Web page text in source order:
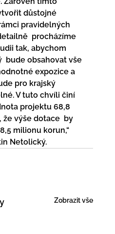
důstojné
pravidelných
procházíme
tak, abychom
bude obsahovat vše
expozice a
pro krajský
V tuto chvíli činí
projektu 68,8
výše dotace  by
milionu korun,“
Netolický.
Zobrazit vše